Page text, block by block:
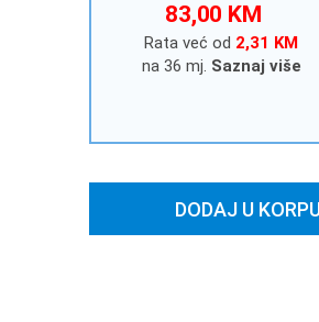
83,00 KM
Rata već od 2,31 KM
na 36 mj. Saznaj više
DODAJ U